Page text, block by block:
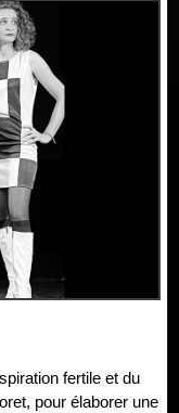
fertile et du
pour élaborer une